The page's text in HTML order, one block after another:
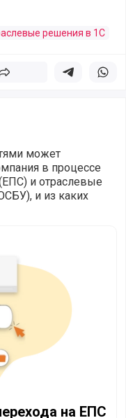
решения в 1С
Поделиться Поделиться в
может
в процессе
и отраслевые
и из каких
на ЕПС и ОСБУ для
на ЕПС